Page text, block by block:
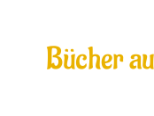
Bücher